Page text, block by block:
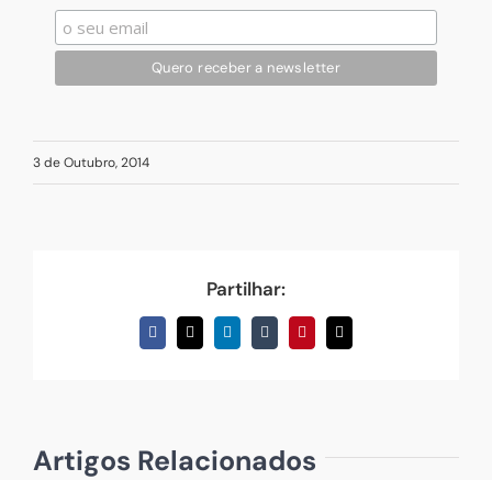
3 de Outubro, 2014
Partilhar:
Facebook
X LinkedInTumblrPinterestEmail
(necessário
Artigos Relacionados